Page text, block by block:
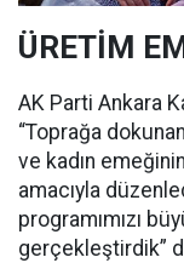
ÜRETİM
AK Parti Ankara
“Toprağa
ve kadın
amacıyla
programımızı
gerçekleştirdik”